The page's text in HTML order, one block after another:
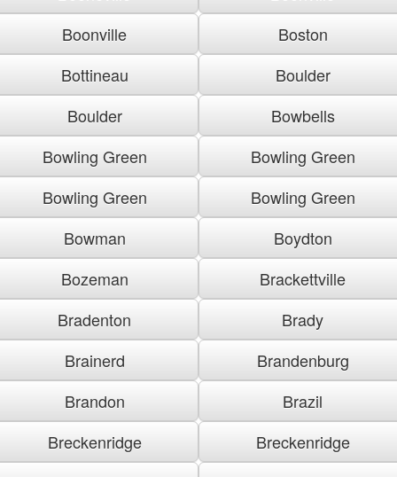
Boonville
Boston
Bottineau
Boulder
Boulder
Bowbells
Bowling Green
Bowling Green
Bowling Green
Bowling Green
Bowman
Boydton
Bozeman
Brackettville
Bradenton
Brady
Brainerd
Brandenburg
Brandon
Brazil
Breckenridge
Breckenridge